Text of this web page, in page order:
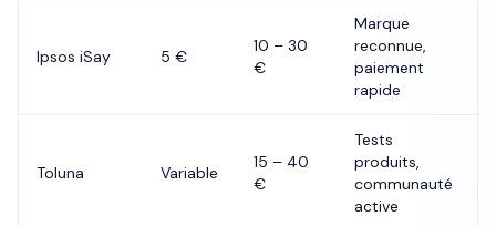
Ipsos iSay 5 €
10 – 30
€
Marque
reconnue,
paiement
rapide
Toluna Variable
15 – 40
€
Tests
produits,
communauté
active